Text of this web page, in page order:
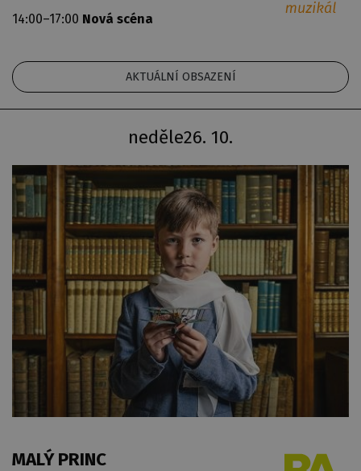
14:00–17:00 Nová scéna
AKTUÁLNÍ OBSAZENÍ
26. 10.
neděle
MALÝ PRINC